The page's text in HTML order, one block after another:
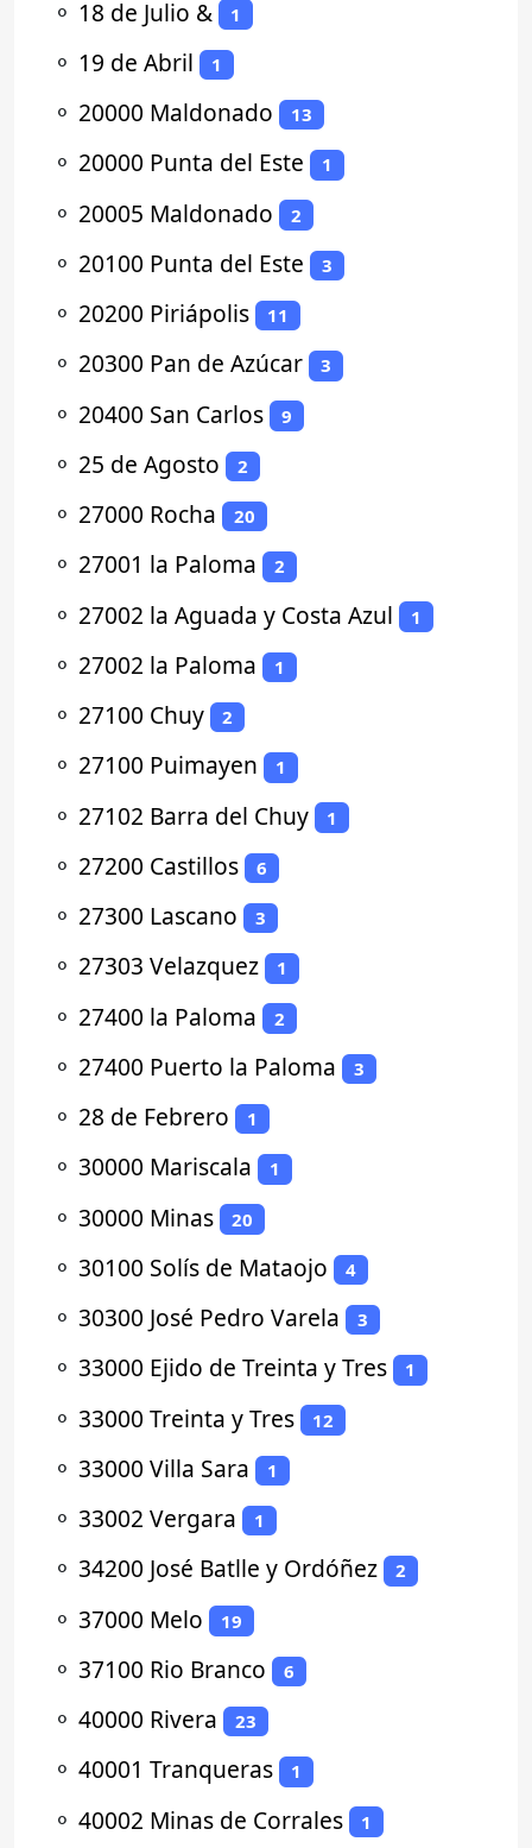
⚬ 18 de Julio & 1
⚬ 19 de Abril 1
⚬ 20000 Maldonado 13
⚬ 20000 Punta del Este 1
⚬ 20005 Maldonado 2
⚬ 20100 Punta del Este 3
⚬ 20200 Piriápolis 11
⚬ 20300 Pan de Azúcar 3
⚬ 20400 San Carlos 9
⚬ 25 de Agosto 2
⚬ 27000 Rocha 20
⚬ 27001 la Paloma 2
⚬ 27002 la Aguada y Costa Azul 1
⚬ 27002 la Paloma 1
⚬ 27100 Chuy 2
⚬ 27100 Puimayen 1
⚬ 27102 Barra del Chuy 1
⚬ 27200 Castillos 6
⚬ 27300 Lascano 3
⚬ 27303 Velazquez 1
⚬ 27400 la Paloma 2
⚬ 27400 Puerto la Paloma 3
⚬ 28 de Febrero 1
⚬ 30000 Mariscala 1
⚬ 30000 Minas 20
⚬ 30100 Solís de Mataojo 4
⚬ 30300 José Pedro Varela 3
⚬ 33000 Ejido de Treinta y Tres 1
⚬ 33000 Treinta y Tres 12
⚬ 33000 Villa Sara 1
⚬ 33002 Vergara 1
⚬ 34200 José Batlle y Ordóñez 2
⚬ 37000 Melo 19
⚬ 37100 Rio Branco 6
⚬ 40000 Rivera 23
⚬ 40001 Tranqueras 1
⚬ 40002 Minas de Corrales 1